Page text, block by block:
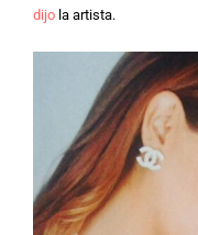
dijo la artista.